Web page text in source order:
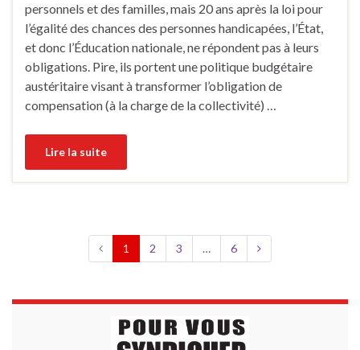
personnels et des familles, mais 20 ans après la loi pour
l’égalité des chances des personnes handicapées, l’État,
et donc l’Éducation nationale, ne répondent pas à leurs
obligations. Pire, ils portent une politique budgétaire
austéritaire visant à transformer l’obligation de
compensation (à la charge de la collectivité) …
Lire la suite
1 2 3 … 6